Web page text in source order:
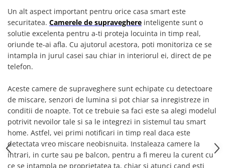
Un alt aspect important pentru orice casa smart este
securitatea. Camerele de supraveghere inteligente sunt o
solutie excelenta pentru a-ti proteja locuinta in timp real,
oriunde te-ai afla. Cu ajutorul acestora, poti monitoriza ce se
intampla in jurul casei sau chiar in interiorul ei, direct de pe
telefon.
Aceste camere de supraveghere sunt echipate cu detectoare
de miscare, senzori de lumina si pot chiar sa inregistreze in
conditii de noapte. Tot ce trebuie sa faci este sa alegi modelul
potrivit nevoilor tale si sa le integrezi in sistemul tau smart
home. Astfel, vei primi notificari in timp real daca este
detectata vreo miscare neobisnuita. Instaleaza camere la
intrari, in curte sau pe balcon, pentru a fi mereu la curent cu
ce se intampla pe proprietatea ta, chiar si atunci cand esti